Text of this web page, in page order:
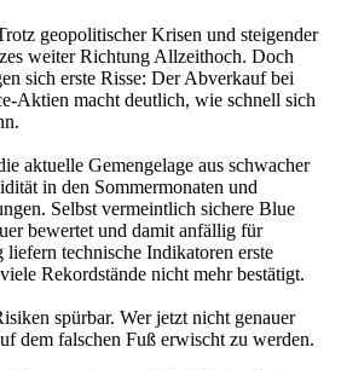
geopolitischer Krisen und steigender
weiter Richtung Allzeithoch. Doch
sich erste Risse: Der Abverkauf bei
Aktien macht deutlich, wie schnell sich
aktuelle Gemengelage aus schwacher
in den Sommermonaten und
Selbst vermeintlich sichere Blue
bewertet und damit anfällig für
technische Indikatoren erste
Rekordstände nicht mehr bestätigt.
spürbar. Wer jetzt nicht genauer
dem falschen Fuß erwischt zu werden.